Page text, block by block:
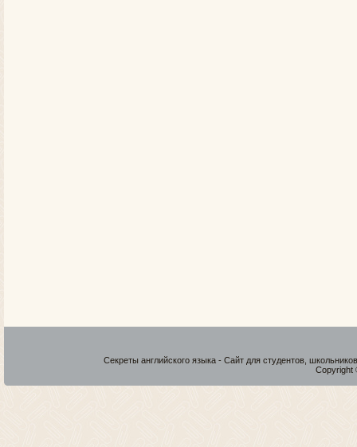
Секреты английского языка - Сайт для студентов,
Copyright